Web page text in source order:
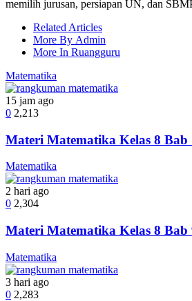
memilih jurusan, persiapan UN, dan
Related Articles
More By Admin
More In Ruangguru
Matematika
15 jam ago
0 2,213
Materi Matematika Kelas 8 Bab
Matematika
2 hari ago
0 2,304
Materi Matematika Kelas 8 Bab
Matematika
3 hari ago
0 2,283